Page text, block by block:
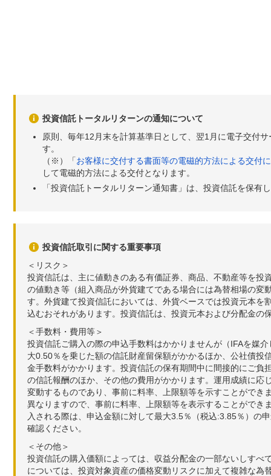
投資信託トータルリターンの通知について
原則、毎年12月末を計算基準日として、翌1月に電子交付
す。
（※）「お客様に交付する書面等の電磁的方法による交付
して電磁的方法による交付となります。
「投資信託トータルリターン通知書」は、投資信託を保有
投資信託取引に関する重要事項
＜リスク＞
投資信託は、主に値動きのある有価証券、商品、不動産等を
の値動き等（組入商品が外貨建てである場合には為替相場の
す。外貨建て投資信託においては、外貨ベースでは投資元本
込むおそれがあります。投資信託は、投資元本および分配金の
＜手数料・費用等＞
投資信託ご購入の際の申込手数料はかかりませんが（IFAを媒
大0.50％を乗じた額の信託財産留保額がかかるほか、公社債
金手数料がかかります。投資信託の保有期間中に間接的にご
の信託報酬のほか、その他の費用がかかります。運用成績に
変動するものであり、事前に料率、上限額等を示すことがで
異なりますので、事前に料率、上限額等を表示することがで
入される際は、申込金額に対して最大3.5％（税込:3.85％）の
確認ください。
＜その他＞
投資信託の購入価額によっては、収益分配金の一部ないしす
については、投資対象資産の価格変動リスクに加えて複雑な